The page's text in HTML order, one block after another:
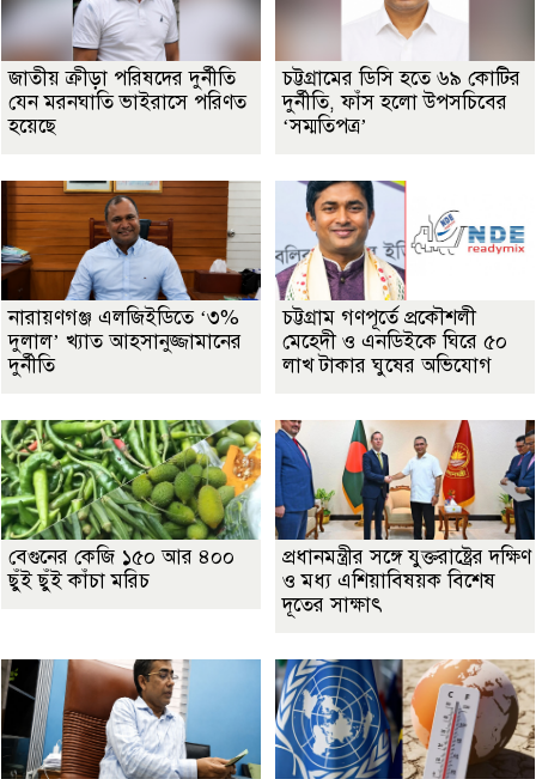
জাতীয় ক্রীড়া পরিষদের দুর্নীতি
যেন মরনঘাতি ভাইরাসে পরিণত
হয়েছে
চট্টগ্রামের ডিসি হতে ৬৯ কোটির
দুর্নীতি, ফাঁস হলো উপসচিবের
‘সম্মতিপত্র’
নারায়ণগঞ্জ এলজিইডিতে ‘৩%
দুলাল’ খ্যাত আহসানুজ্জামানের
দুর্নীতি
চট্টগ্রাম গণপূর্তে প্রকৌশলী
মেহেদী ও এনডিইকে ঘিরে ৫০
লাখ টাকার ঘুষের অভিযোগ
বেগুনের কেজি ১৫০ আর ৪০০
ছুঁই ছুঁই কাঁচা মরিচ
প্রধানমন্ত্রীর সঙ্গে যুক্তরাষ্ট্রের দক্ষিণ
ও মধ্য এশিয়াবিষয়ক বিশেষ
দূতের সাক্ষাৎ